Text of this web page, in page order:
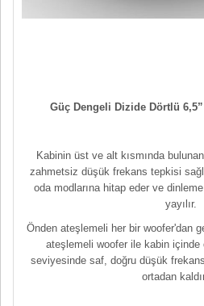
Güç Dengeli Dizide Dörtlü
Kabinin üst ve alt kısmında
zahmetsiz düşük frekans tepkisi
oda modlarına hitap eder ve
yayılır.
Önden ateşlemeli her bir woofer'dan
ateşlemeli woofer ile kabin
seviyesinde saf, doğru düşük
ortadan